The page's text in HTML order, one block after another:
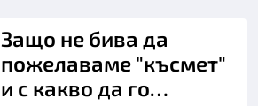
Защо не бива да
пожелаваме "късмет"
и с какво да го